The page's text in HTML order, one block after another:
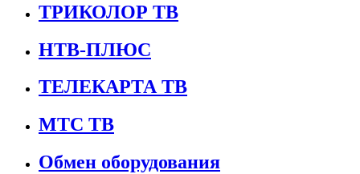
ТРИКОЛОР ТВ
НТВ-ПЛЮС
ТЕЛЕКАРТА ТВ
МТС ТВ
Обмен оборудования